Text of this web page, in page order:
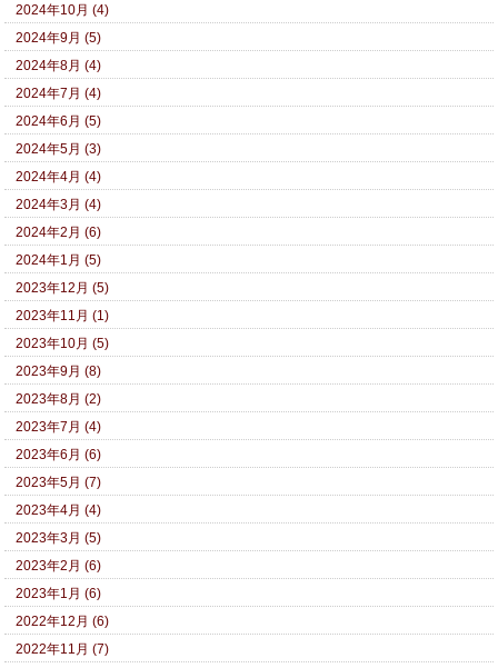
2024年10月 (4)
2024年9月 (5)
2024年8月 (4)
2024年7月 (4)
2024年6月 (5)
2024年5月 (3)
2024年4月 (4)
2024年3月 (4)
2024年2月 (6)
2024年1月 (5)
2023年12月 (5)
2023年11月 (1)
2023年10月 (5)
2023年9月 (8)
2023年8月 (2)
2023年7月 (4)
2023年6月 (6)
2023年5月 (7)
2023年4月 (4)
2023年3月 (5)
2023年2月 (6)
2023年1月 (6)
2022年12月 (6)
2022年11月 (7)